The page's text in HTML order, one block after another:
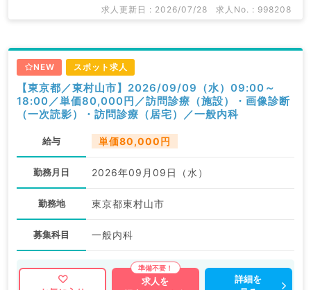
求人更新日 : 2026/07/28 求人No. : 998208
NEW スポット求人
【東京都／東村山市】2026/09/09（水）09:00～
18:00／単価80,000円／訪問診療（施設）・画像診断
（一次読影）・訪問診療（居宅）／一般内科
給与 単価80,000円
勤務月日 2026年09月09日（水）
勤務地 東京都東村山市
募集科目 一般内科
求人を
詳細を